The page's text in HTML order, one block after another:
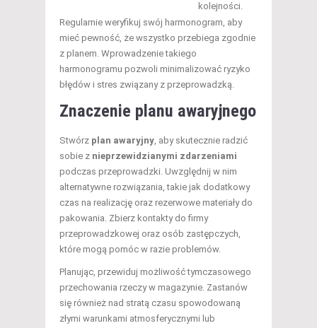
kolejności.
Regularnie weryfikuj swój harmonogram, aby
mieć pewność, że wszystko przebiega zgodnie
z planem. Wprowadzenie takiego
harmonogramu pozwoli minimalizować ryzyko
błędów i stres związany z przeprowadzką.
Znaczenie planu awaryjnego
Stwórz plan awaryjny, aby skutecznie radzić
sobie z nieprzewidzianymi zdarzeniami
podczas przeprowadzki. Uwzględnij w nim
alternatywne rozwiązania, takie jak dodatkowy
czas na realizację oraz rezerwowe materiały do
pakowania. Zbierz kontakty do firmy
przeprowadzkowej oraz osób zastępczych,
które mogą pomóc w razie problemów.
Planując, przewiduj możliwość tymczasowego
przechowania rzeczy w magazynie. Zastanów
się również nad stratą czasu spowodowaną
złymi warunkami atmosferycznymi lub